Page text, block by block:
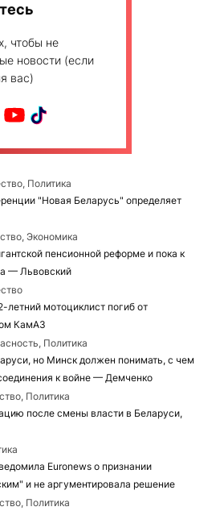
чтобы не
новости (если
вас)
Политика
"Новая Беларусь" определяет
Экономика
пенсионной реформе и пока к
— Львовский
мотоциклист погиб от
КамАЗ
Политика
но Минск должен понимать, с чем
к войне — Демченко
Политика
после смены власти в Беларуси,
Euronews о признании
и не аргументировала решение
Политика